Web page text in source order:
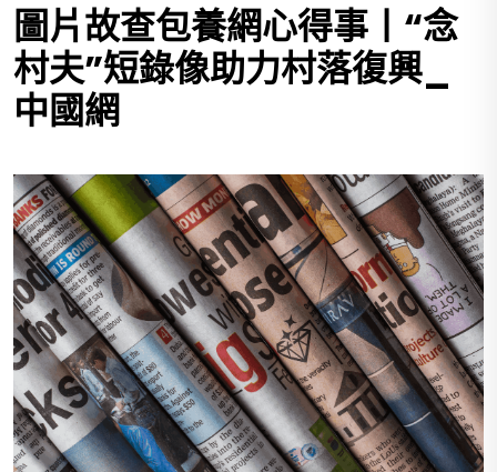
圖片故查包養網心得事丨“念
村夫”短錄像助力村落復興_
中國網